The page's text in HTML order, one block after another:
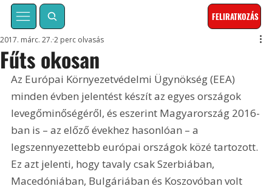
FELIRATKOZÁS
Fűts okosan
2017. márc. 27. 2 perc olvasás
Az Európai Környezetvédelmi Ügynökség (EEA)
minden évben jelentést készít az egyes országok
levegőminőségéről, és eszerint Magyarország 2016-
ban is – az előző évekhez hasonlóan – a
legszennyezettebb európai országok közé tartozott.
Ez azt jelenti, hogy tavaly csak Szerbiában,
Macedóniában, Bulgáriában és Koszovóban volt